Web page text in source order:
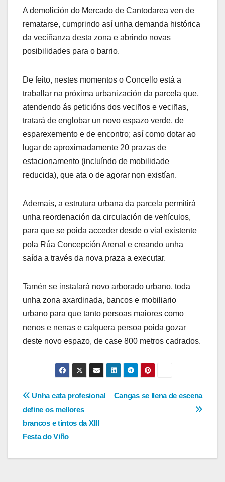
A demolición do Mercado de Cantodarea ven de
rematarse, cumprindo así unha demanda histórica
da veciñanza desta zona e abrindo novas
posibilidades para o barrio.
De feito, nestes momentos o Concello está a
traballar na próxima urbanización da parcela que,
atendendo ás peticións dos veciños e veciñas,
tratará de englobar un novo espazo verde, de
esparexemento e de encontro; así como dotar ao
lugar de aproximadamente 20 prazas de
estacionamento (incluíndo de mobilidade
reducida), que ata o de agorar non existían.
Ademais, a estrutura urbana da parcela permitirá
unha reordenación da circulación de vehículos,
para que se poida acceder desde o vial existente
pola Rúa Concepción Arenal e creando unha
saída a través da nova praza a executar.
Tamén se instalará novo arborado urbano, toda
unha zona axardinada, bancos e mobiliario
urbano para que tanto persoas maiores como
nenos e nenas e calquera persoa poida gozar
deste novo espazo, de case 800 metros cadrados.
Navegación
de
entradas
Cangas se llena de escena
Unha cata profesional
define os mellores
brancos e tintos da XIII
Festa do Viño